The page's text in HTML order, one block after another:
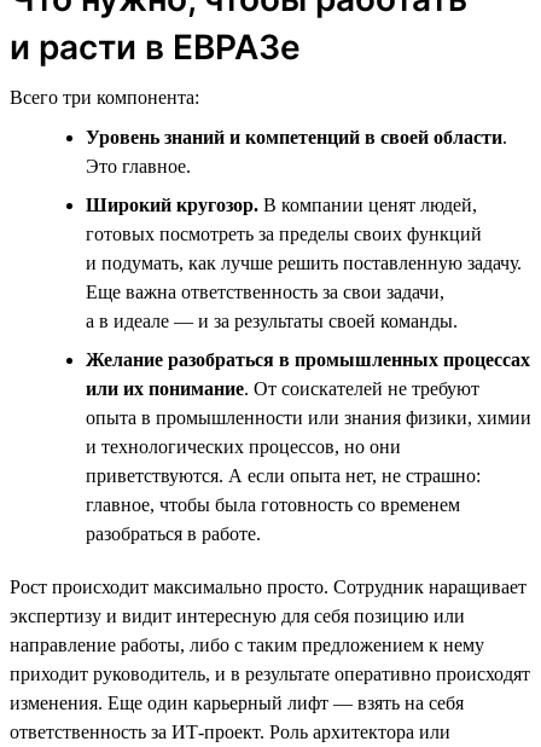
и расти в ЕВРАЗе
Всего три компонента:
Уровень знаний и компетенций в своей области.
Это главное.
Широкий кругозор. В компании ценят людей,
готовых посмотреть за пределы своих функций
и подумать, как лучше решить поставленную задачу.
Еще важна ответственность за свои задачи,
а в идеале — и за результаты своей команды.
Желание разобраться в промышленных процессах
или их понимание. От соискателей не требуют
опыта в промышленности или знания физики, химии
и технологических процессов, но они
приветствуются. А если опыта нет, не страшно:
главное, чтобы была готовность со временем
разобраться в работе.
Рост происходит максимально просто. Сотрудник наращивает
экспертизу и видит интересную для себя позицию или
направление работы, либо с таким предложением к нему
приходит руководитель, и в результате оперативно происходят
изменения. Еще один карьерный лифт — взять на себя
ответственность за ИТ-проект. Роль архитектора или